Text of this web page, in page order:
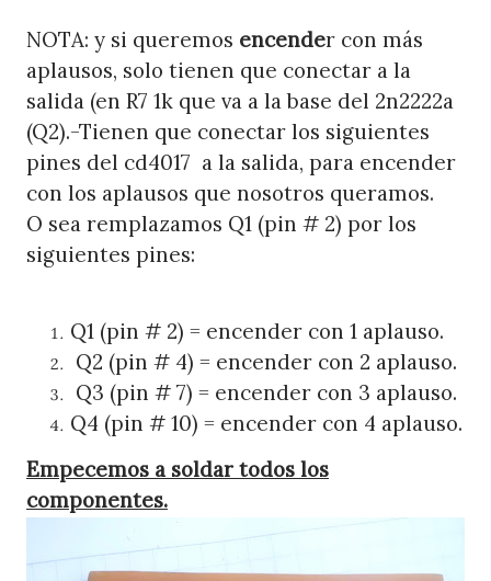
NOTA: y si queremos encender con más
aplausos, solo tienen que conectar a la
salida (en R7 1k que va a la base del 2n2222a
(Q2).-Tienen que conectar los siguientes
pines del cd4017 a la salida, para encender
con los aplausos que nosotros queramos.
O sea remplazamos Q1 (pin # 2) por los
siguientes pines:
Q1 (pin # 2) = encender con 1 aplauso.
Q2 (pin # 4) = encender con 2 aplauso.
Q3 (pin # 7) = encender con 3 aplauso.
Q4 (pin # 10) = encender con 4 aplauso.
Empecemos a soldar todos los
componentes.